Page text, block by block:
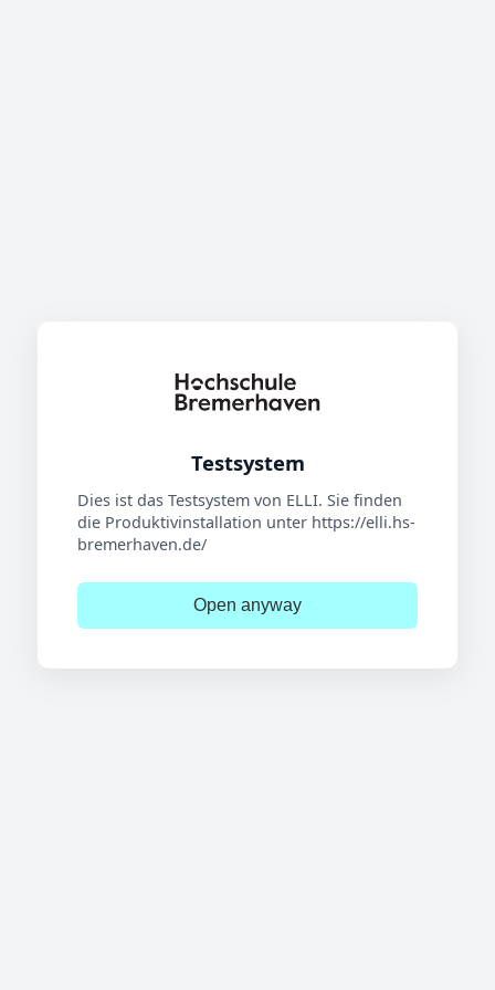
Testsystem
Dies ist das Testsystem von ELLI. Sie finden
die Produktivinstallation unter https://elli.hs-
bremerhaven.de/
Open anyway